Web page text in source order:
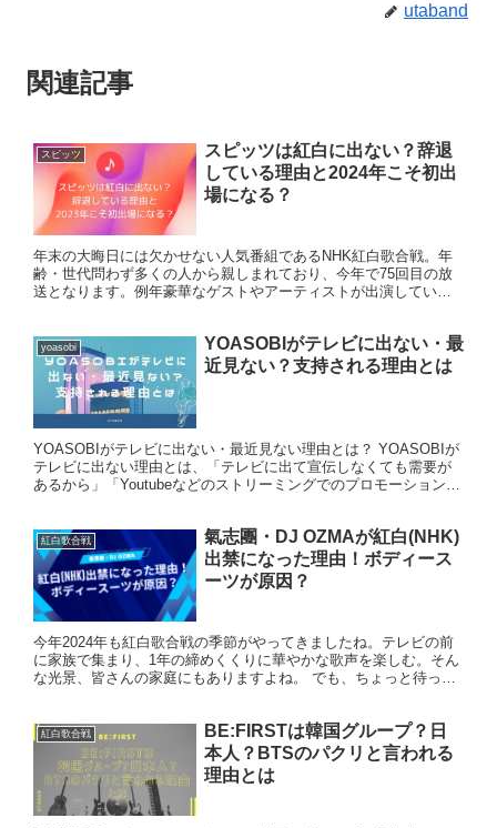
utaband
関連記事
スピッツ
スピッツは紅白に出ない？辞退
している理由と2024年こそ初出
場になる？
年末の大晦日には欠かせない人気番組であるNHK紅白歌合戦。年
齢・世代問わず多くの人から親しまれており、今年で75回目の放
送となります。例年豪華なゲストやアーティストが出演している
yoasobi
YOASOBIがテレビに出ない・最
近見ない？支持される理由とは
YOASOBIがテレビに出ない・最近見ない理由とは？ YOASOBIが
テレビに出ない理由とは、「テレビに出て宣伝しなくても需要が
あるから」「Youtubeなどのストリーミングでのプロモーションが
紅白歌合戦
氣志團・DJ OZMAが紅白(NHK)
出禁になった理由！ボディース
ーツが原因？
今年2024年も紅白歌合戦の季節がやってきましたね。テレビの前
に家族で集まり、1年の締めくくりに華やかな歌声を楽しむ。そん
な光景、皆さんの家庭にもありますよね。 でも、ちょっと待って
紅白歌合戦
BE:FIRSTは韓国グループ？日
本人？BTSのパクリと言われる
理由とは